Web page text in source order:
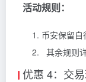
活动规则：
币安保留自
其余规则
优惠 4：交